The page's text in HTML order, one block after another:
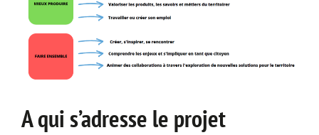
A qui s’adresse le projet